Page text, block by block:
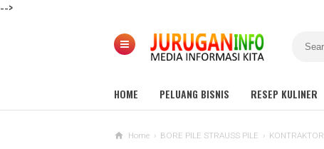
-->
HOME PELUANG BISNIS RESEP KULINER
Home › BORE PILE STRAUSS PILE › KONTRAKTOR